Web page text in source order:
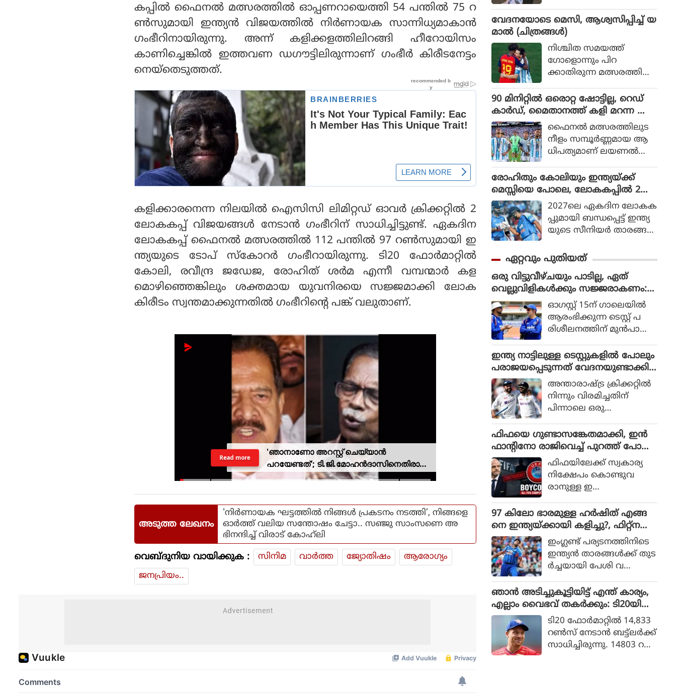
കപ്പില്‍ ഫൈനല്‍ മത്സരത്തില്‍ ഓപ്പണറായെത്തി 54 പന്തില്‍ 75 റ
ണ്‍സുമായി ഇന്ത്യന്‍ വിജയത്തില്‍ നിര്‍ണായക സാന്നിധ്യമാകാന്‍
ഗംഭീറിനായിരുന്നു. അന്ന് കളിക്കളത്തിലിറങ്ങി ഹീറോയിസം
കാണിച്ചെങ്കില്‍ ഇത്തവണ ഡഗൗട്ടിലിരുന്നാണ് ഗംഭീര്‍ കിരീടനേട്ടം
നെയ്‌തെടുത്തത്.
കളിക്കാരനെന്ന നിലയില്‍ ഐസിസി ലിമിറ്റഡ് ഓവര്‍ ക്രിക്കറ്റില്‍ 2
ലോകകപ്പ് വിജയങ്ങള്‍ നേടാന്‍ ഗംഭീറിന് സാധിച്ചിട്ടുണ്ട്. ഏകദിന
ലോകകപ്പ് ഫൈനല്‍ മത്സരത്തില്‍ 112 പന്തില്‍ 97 റണ്‍സുമായി ഇ
ന്ത്യയുടെ ടോപ് സ്‌കോറര്‍ ഗംഭീറായിരുന്നു. ടി20 ഫോര്‍മാറ്റില്‍
കോലി, രവീന്ദ്ര ജഡേജ, രോഹിത് ശര്‍മ എന്നീ വമ്പന്മാര്‍ കള
മൊഴിഞ്ഞെങ്കിലും ശക്തമായ യുവനിരയെ സജ്ജമാക്കി ലോക
കിരീടം സ്വന്തമാക്കുന്നതില്‍ ഗംഭീറിന്റെ പങ്ക് വലുതാണ്.
'ഞാനാണോ അറസ്റ്റ് ചെയ്യാൻ
പറയേണ്ടത്'; ടി.ജി.മോഹൻദാസിനെതിരായ
നടപടിയിൽ ആഭ്യന്തര മന്ത്രി
Read more
അടുത്ത ലേഖനം
'നിർണായക ഘട്ടത്തിൽ നിങ്ങൾ പ്രകടനം നടത്തി’, നിങ്ങളെ
ഓർത്ത് വലിയ സന്തോഷം ചേട്ടാ.. സഞ്ജു സാംസണെ അ
ഭിനന്ദിച്ച് വിരാട് കോഹ്‌ലി
വെബ്ദുനിയ വായിക്കുക : സിനിമ വാര്‍ത്ത ജ്യോതിഷം
ആരോഗ്യം
ജനപ്രിയം..
36 വർഷങ്ങൾക്കു ശേഷം
വിശ്വകിരീടം
വേദനയോടെ മെസി, ആശ്വസിപ്പിച്ച് യ
മാൽ (ചിത്രങ്ങൾ)
നിശ്ചിത സമയത്ത്
ഗോളൊന്നും പിറ
ക്കാതിരുന്ന മത്സരത്തിൽ
സ്‌പെയിൻ ഗോൾ നേടിയ
ത്
90 മിനിറ്റിൽ ഒരൊറ്റ ഷോട്ടില്ല, റെഡ്
കാർഡ്, മൈതാനത്ത് കളി മറന്ന അർ
ജൻ്റീന, സ്പെയിനിന് മാത്രം അർഹത
പ്പെട്ട കിരീടം
ഫൈനല്‍ മത്സരത്തിലുട
നീളം സമ്പൂര്‍ണ്ണമായ ആ
ധിപത്യമാണ് ലയണല്‍
യുടെ മുകളില്‍ സ്‌പെയിന്‍
ചെലുത്തിയത്.
രോഹിതും കോലിയും ഇന്ത്യയ്ക്ക്
മെസ്സിയെ പോലെ, ലോകകപ്പിൽ 2
പേരും കളിക്കണമെന്ന് മുഹമ്മദ്
കൈഫ്
2027ലെ ഏകദിന ലോകക
പ്പുമായി ബന്ധപ്പെട്ട് ഇന്ത്യ
യുടെ സീനിയര്‍ താരങ്ങ
യുടെയും വിരാട്
കോലിയുടെയും ഭാവിയെ
സംബന്ധിച്ചുള്ള ചര്‍ച്ചകള്‍
കൊഴുക്കുന്നതിനിടെ വിഷ
യത്തില്‍ പ്രതികരണ
വുമായി മുന്‍ ഇന്ത്യന്‍
താരം മുഹമ്മദ് കൈഫ്.
ഏറ്റവും പുതിയത്
ഒരു വിട്ടുവീഴ്ചയും പാടില്ല, ഏത്
വെല്ലുവിളികൾക്കും സജ്ജരാകണം:
ശ്രീലങ്കൻ പരമ്പരയ്ക്ക് മുൻപെ ക
ളിക്കാർക്ക് മുന്നറിയിപ്പുമായി ഗംഭീർ
ഓഗസ്റ്റ് 15ന് ഗാലെയില്‍
ആരംഭിക്കുന്ന ടെസ്റ്റ് പ
രിശീലനത്തിന് മുന്‍പായി
യാതൊരു വിട്ടുവീഴ്ച
യ്ക്കും തയ്യാറാക
രുതെന്നും എതിരാളിക
ള്‍ക്ക് മുന്നില്‍ പൂര്‍ണ്ണ
മായും സജ്ജരായിരിക്ക
ണമെന്നും ഗംഭീര്‍ ക
ളിക്കാരോട് ആവശ്യപ്പെട്ടു.
ഇന്ത്യ നാട്ടിലുള്ള ടെസ്റ്റുകളിൽ പോലും
പരാജയപ്പെടുന്നത് വേദനയുണ്ടാക്കി,
സീനിയർ താരങ്ങൾക്ക് പരിഗണന ന
ൽകണം : രഹാനെ
അന്താരാഷ്ട്ര ക്രിക്കറ്റില്‍
നിന്നും വിരമിച്ചതിന്
പിന്നാലെ ഒരു
സംസാരിക്കവെയാണ്
താരം തന്റെ നിലപാട് വ്യ
ക്തമാക്കിയത്. ഇന്ത്യ സ്വ
ന്തം മണ്ണില്‍ പോലും ടെസ്റ്റ്
മത്സരങ്ങള്‍ തോല്‍ക്കുന്ന
ത് വേദനയോടെയാണ്
നോക്കിനില്‍ക്കുന്ന
തെന്നും രഹാനെ പറഞ്ഞു.
ഫിഫയെ ഗുണ്ടാസങ്കേതമാക്കി, ഇൻ
ഫാൻ്റിനോ രാജിവെച്ച് പുറത്ത് പോക
ണമെന്ന് ലൂയി ഫിഗോ, നിലപാട് ക
ടുപ്പിച്ച് മറ്റ് ഫെഡറേഷനുകളും
ഫിഫയിലേക്ക് സ്വകാര്യ
നിക്ഷേപം കൊണ്ടുവ
രാനുള്ള ഇ
ആര്‍ത്തിപൂണ്ടതും
സ്വാര്‍ഥതയും കള്ളവും
നിറഞ്ഞതാണെന്നും ഫിഫ
പ്രസിഡന്റ് സ്ഥാനം
രാജിവെച്ച് ഇന്‍ഫാന്റിനോ
പുറത്തുപോകണമെന്നും
ലൂയി ഫിഗോ പറഞ്ഞു.
97 കിലോ ഭാരമുള്ള ഹർഷിത് എങ്ങ
നെ ഇന്ത്യയ്ക്കായി കളിച്ചു?, ഫിറ്റ്നസ്
ആരും നോക്കുന്നില്ലെ?: വിശദീകരണം
തേടി ബിസിസിഐ
ഇംഗ്ലണ്ട് പര്യടനത്തിനിടെ
ഇന്ത്യന്‍ താരങ്ങള്‍ക്ക് തുട
ര്‍ച്ചയായി പേശി വ
ഫീല്‍ഡിലെ താരങ്ങളുടെ
വേഗതക്കുറവുമാണ്
ബിസിസിഐയ്ക്ക് അ
സം
തൃ
പ്തിയുണ്ടാക്കിയിരിക്കുന്ന
ഞാൻ അടിച്ചുകൂട്ടിയിട്ട് എന്ത് കാര്യം,
എല്ലാം വൈഭവ് തകർക്കും: ടി20യിൽ
റെക്കോർഡ് നേട്ടത്തിന് പിന്നാലെ പ്ര
വചനവുമായി ജോസ് ബട്ട്‌ലർ
ടി20 ഫോര്‍മാറ്റില്‍ 14,833
റണ്‍സ് നേടാന്‍ ബട്ട്ലര്‍ക്ക്
സാധിച്ചിരുന്നു. 14803 റ